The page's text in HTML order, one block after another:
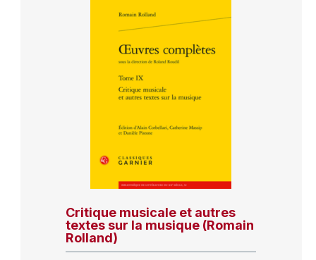
Critique musicale et autres
textes sur la musique (Romain
Rolland)